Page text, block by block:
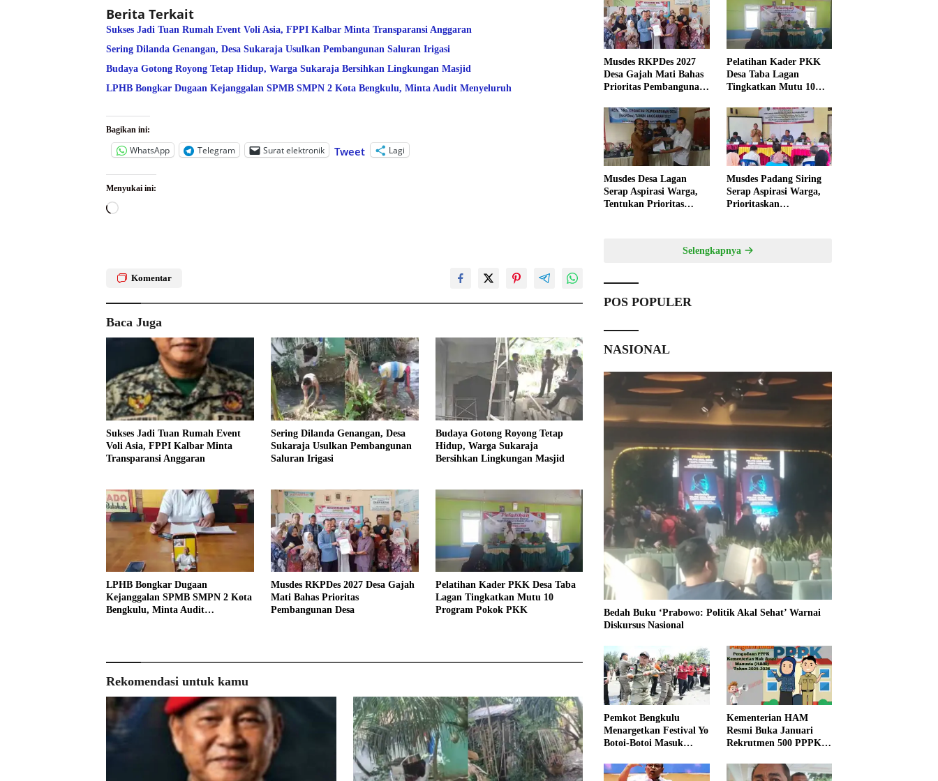
Berita Terkait
Sukses Jadi Tuan Rumah Event Voli Asia, FPPI Kalbar Minta Transparansi Anggaran
Sering Dilanda Genangan, Desa Sukaraja Usulkan Pembangunan Saluran Irigasi
Budaya Gotong Royong Tetap Hidup, Warga Sukaraja Bersihkan Lingkungan Masjid
LPHB Bongkar Dugaan Kejanggalan SPMB SMPN 2 Kota Bengkulu, Minta Audit Menyeluruh
Bagikan ini:
WhatsApp Telegram Surat elektronik Tweet Lagi
Menyukai ini:
Memuat...
Komentar
Baca Juga
Sukses Jadi Tuan Rumah Event
Voli Asia, FPPI Kalbar Minta
Transparansi Anggaran
Sering Dilanda Genangan, Desa
Sukaraja Usulkan Pembangunan
Saluran Irigasi
Budaya Gotong Royong Tetap
Hidup, Warga Sukaraja
Bersihkan Lingkungan Masjid
LPHB Bongkar Dugaan
Kejanggalan SPMB SMPN 2 Kota
Bengkulu, Minta Audit
Musdes RKPDes 2027 Desa Gajah
Mati Bahas Prioritas
Pembangunan Desa
Pelatihan Kader PKK Desa Taba
Lagan Tingkatkan Mutu 10
Program Pokok PKK
Rekomendasi untuk kamu
Musdes RKPDes 2027
Desa Gajah Mati Bahas
Prioritas Pembangunan
Pelatihan Kader PKK
Desa Taba Lagan
Tingkatkan Mutu 10
Musdes Desa Lagan
Serap Aspirasi Warga,
Tentukan Prioritas
Musdes Padang Siring
Serap Aspirasi Warga,
Prioritaskan
Selengkapnya
POS POPULER
NASIONAL
Bedah Buku ‘Prabowo: Politik Akal Sehat’ Warnai
Diskursus Nasional
Pemkot Bengkulu
Menargetkan Festival Yo
Botoi-Botoi Masuk
Nasional
Kementerian HAM
Resmi Buka Januari
Rekrutmen 500 PPPK,